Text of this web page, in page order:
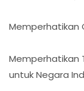
Memperhatikan
Memperhatikan
untuk Negara